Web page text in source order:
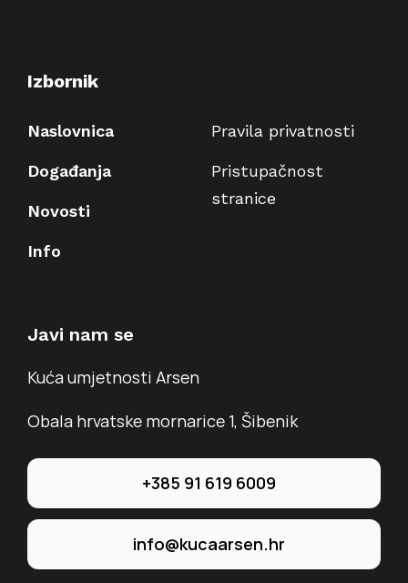
Izbornik
Naslovnica
Događanja
Novosti
Info
Pravila privatnosti
Pristupačnost
stranice
Javi nam se
Kuća umjetnosti Arsen
Obala hrvatske mornarice 1, Šibenik
+385 91 619 6009
info@kucaarsen.hr